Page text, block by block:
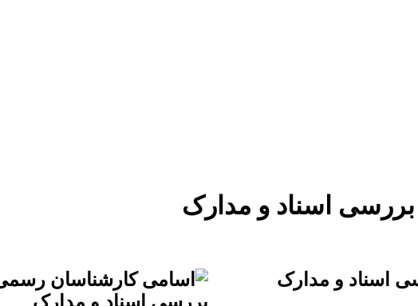
اسناد و مدارک
اسناد و مدارک